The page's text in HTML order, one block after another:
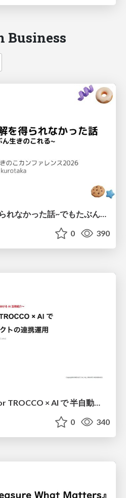
Business
0 390
Terraform Provider for TROCCO × AI で 半自動化する複数プロダクトの連携運用 / Semi-Automating Multi-Product Data Integration Ops with the Terraform Provider for TROCCO × AI
0 340